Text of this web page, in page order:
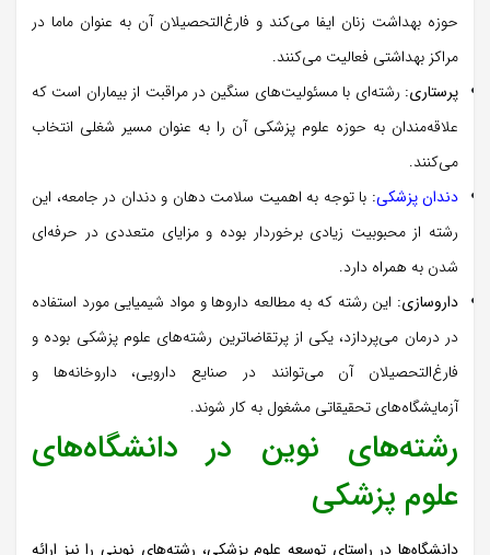
حوزه بهداشت زنان ایفا می‌کند و فارغ‌التحصیلان آن به عنوان ماما در
مراکز بهداشتی فعالیت می‌کنند.
پرستاری: رشته‌ای با مسئولیت‌های سنگین در مراقبت از بیماران است که
علاقه‌مندان به حوزه علوم پزشکی آن را به عنوان مسیر شغلی انتخاب
می‌کنند.
دندان پزشکی: با توجه به اهمیت سلامت دهان و دندان در جامعه، این
رشته از محبوبیت زیادی برخوردار بوده و مزایای متعددی در حرفه‌ای
شدن به همراه دارد.
داروسازی: این رشته که به مطالعه داروها و مواد شیمیایی مورد استفاده
در درمان می‌پردازد، یکی از پرتقاضاترین رشته‌های علوم پزشکی بوده و
فارغ‌التحصیلان آن می‌توانند در صنایع دارویی، داروخانه‌ها و
آزمایشگاه‌های تحقیقاتی مشغول به کار شوند.
رشته‌های نوین در دانشگاه‌های
علوم پزشکی
دانشگاه‌ها در راستای توسعه علوم پزشکی، رشته‌های نوینی را نیز ارائه